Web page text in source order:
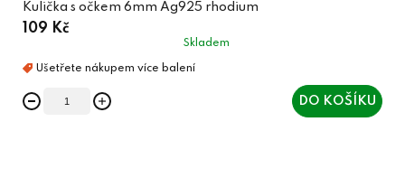
Kulička s očkem 6mm Ag925 rhodium
109 Kč
Skladem
DO KOŠÍKU